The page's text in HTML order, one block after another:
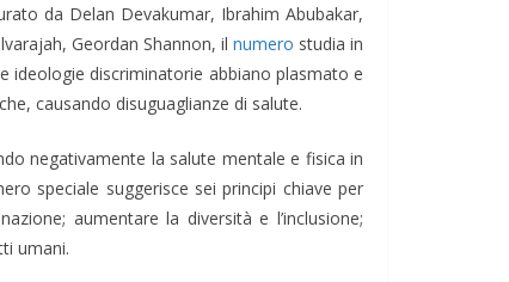
da Delan Devakumar, Ibrahim Abubakar,
Geordan Shannon, il numero studia in
ideologie discriminatorie abbiano plasmato e
causando disuguaglianze di salute.
negativamente la salute mentale e fisica in
speciale suggerisce sei principi chiave per
aumentare la diversità e l’inclusione;
umani.